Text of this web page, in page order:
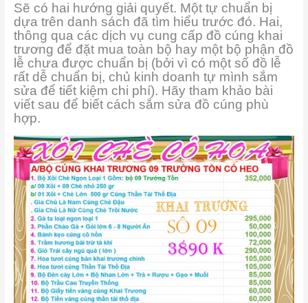
Sẽ có hai hướng giải quyết. Một tự chuẩn bị
dựa trên danh sách đã tìm hiểu trước đó. Hai,
thông qua các dịch vụ cung cấp đồ cúng khai
trương để đặt mua toàn bộ hay một bộ phận đồ
lễ chưa được chuẩn bị (bởi vì có một số đồ lễ
rất dễ chuẩn bị, chủ kinh doanh tự mình sắm
sửa để tiết kiệm chi phí). Hãy tham khảo bài
viết sau để biết cách sắm sửa đồ cúng phù
hợp.